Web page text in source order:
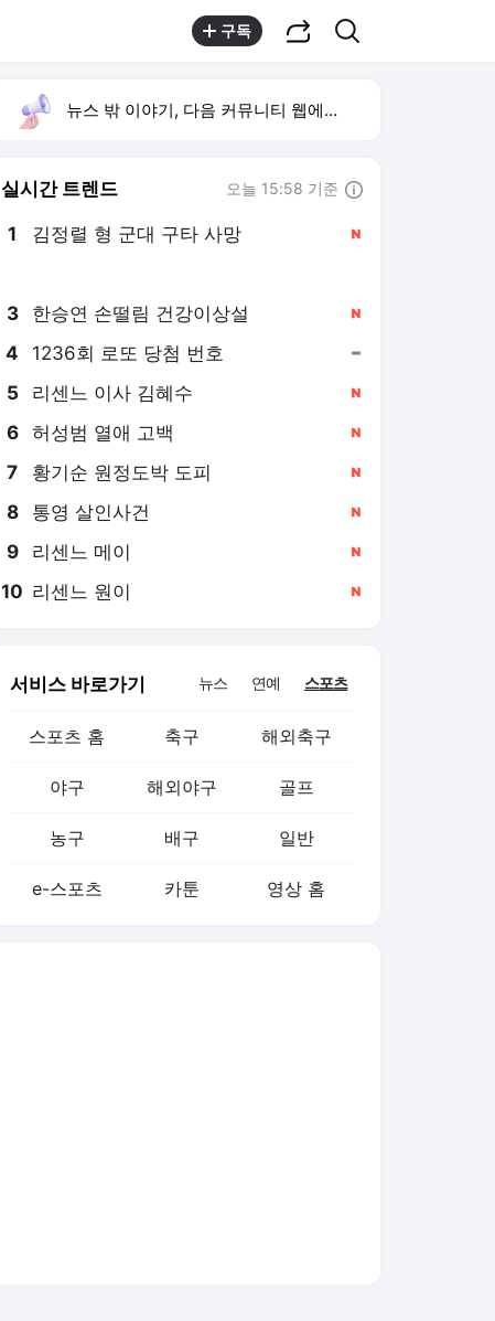
구독
뉴스 밖 이야기, 다음 커뮤니티 웹에서 보기
실시간 트렌드 오늘 15:58 기준
1 김정렬 형 군대 구타 사망
3 한승연 손떨림 건강이상설
4 1236회 로또 당첨 번호
5 리센느 이사 김혜수
6 허성범 열애 고백
7 황기순 원정도박 도피
8 통영 살인사건
9 리센느 메이
10 리센느 원이
서비스 바로가기 뉴스 연예 스포츠
스포츠 홈 축구 해외축구
야구 해외야구 골프
농구 배구 일반
e-스포츠 카툰 영상 홈